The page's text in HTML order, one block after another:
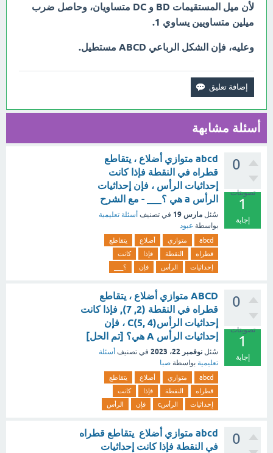
لأن ميل المستقيمات BD و DC متساويان، وحاصل ضرب
ميلين متساويين يساوي 1.
وعليه، فإن الشكل الرباعي ABCD مستطيل.
أسئلة مشابهة
0
تصويتات
1
إجابة
abcd متوازي أضلاع ، يتقاطع
قطراه في النقطة فإذا كانت
إحداثيات الرأس ، فإن إحداثيات
الرأس a هي ؟___ - مع الشرح
سُئل مارس 19 في تصنيف أسئلة تعليمية
بواسطة عبود
abcd متوازي أضلاع
يتقاطع
قطراه
النقطة فإذا
كانت
إحداثيات
الرأس فإن ؟___
0
تصويتات
1
إجابة
ABCD متوازي أضلاع ، يتقاطع
قطراه في النقطة (2, 7), فإذا كانت
إحداثيات الرأسC(5, 4) ، فإن
إحداثيات الرأس A هي؟ [تم الحل]
سُئل نوفمبر 22، 2023 في تصنيف أسئلة
تعليمية بواسطة صبا
abcd متوازي أضلاع
يتقاطع
قطراه
النقطة فإذا
كانت
إحداثيات
الرأسc فإن الرأس
0
abcd متوازي أضلاع يتقاطع قطراه
في النقطة فإذا كانت إحداثيات